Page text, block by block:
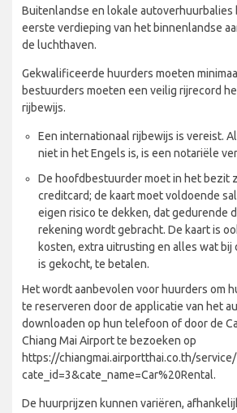
Buitenlandse en lokale autoverhuurbalies
eerste verdieping van het binnenlandse
de luchthaven.
Gekwalificeerde huurders moeten
bestuurders moeten een veilig rijrecord
rijbewijs.
Een internationaal rijbewijs is vereist.
niet in het Engels is, is een notariële
De hoofdbestuurder moet in het bezit
creditcard; de kaart moet voldoende
eigen risico te dekken, dat gedurende
rekening wordt gebracht. De kaart is
kosten, extra uitrusting en alles wat bij
is gekocht, te betalen.
Het wordt aanbevolen voor huurders om
te reserveren door de applicatie van het
downloaden op hun telefoon of door de
Chiang Mai Airport te bezoeken op
https://chiangmai.airportthai.co.th/
cate_id=3&cate_name=Car%20Rental.
De huurprijzen kunnen variëren,